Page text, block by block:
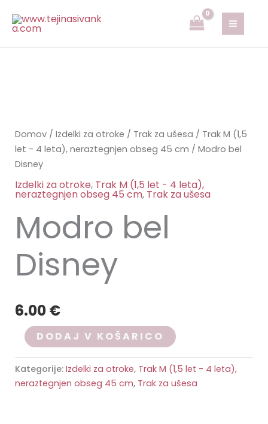
Domov/ Izdelki za otroke / Trak za ušesa / Trak M (1,5
let - 4 leta), neraztegnjen obseg 45 cm / Modro bel
Disney
Izdelki za otroke, Trak M (1,5 let - 4 leta),
neraztegnjen obseg 45 cm, Trak za ušesa
Modro bel
Disney
6.00€
Disney
količina
DODAJ V KOŠARICO
Kategorije: Izdelki za otroke, Trak M (1,5 let - 4 leta),
neraztegnjen obseg 45 cm, Trak za ušesa
količina